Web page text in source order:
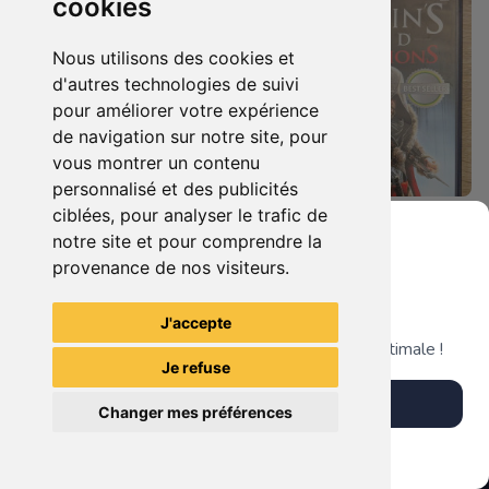
cookies
Nous utilisons des cookies et
d'autres technologies de suivi
pour améliorer votre expérience
de navigation sur notre site, pour
vous montrer un contenu
personnalisé et des publicités
ciblées, pour analyser le trafic de
notre site et pour comprendre la
provenance de nos visiteurs.
J'accepte
Je refuse
Changer mes préférences
7.90 € 0
Duo : The Elder Scrolls Iv - Oblivion + Bioshock Xbox 360
4.90 €
TheGamingR83
Grenier du Geek
Télécharge notre app pour une expérience optimale !
Télécharger l'app